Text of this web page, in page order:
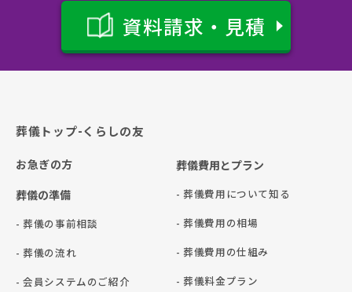
資料請求・見積
葬儀トップ-くらしの友
お急ぎの方
葬儀の準備
- 葬儀の事前相談
- 葬儀の流れ
- 会員システムのご紹介
葬儀費用とプラン
- 葬儀費用について知る
- 葬儀費用の相場
- 葬儀費用の仕組み
- 葬儀料金プラン